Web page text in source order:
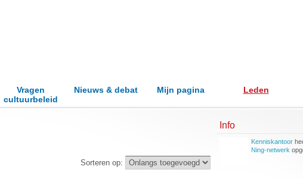
Vragen
cultuurbeleid
Nieuws & debat Mijn pagina Leden
Sorteren op:
Info
Kenniskantoor
Ning-netwerk